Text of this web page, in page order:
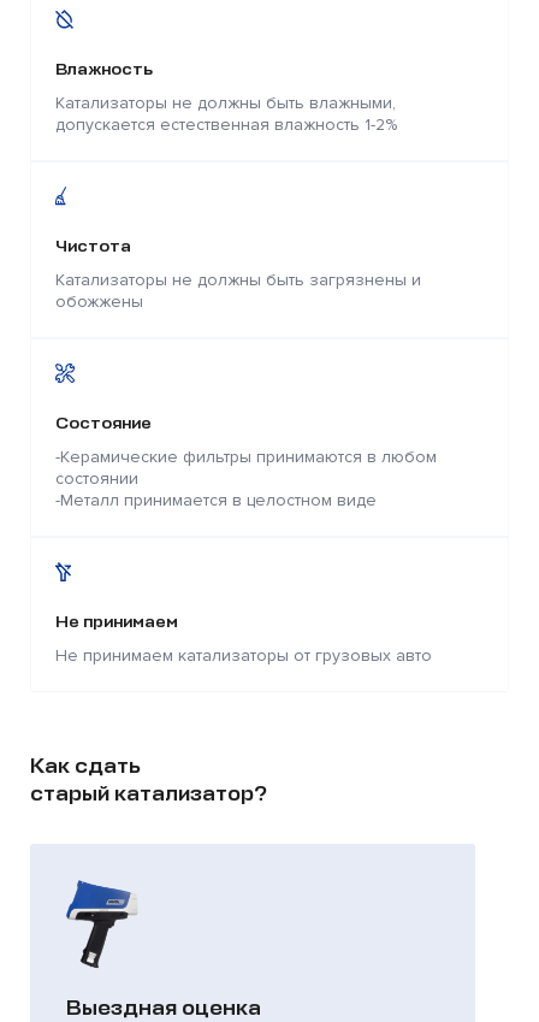
Влажность
Катализаторы не должны быть влажными,
допускается естественная влажность 1-2%
Чистота
Катализаторы не должны быть загрязнены и
обожжены
Состояние
-Керамические фильтры принимаются в любом
состоянии
-Металл принимается в целостном виде
Не принимаем
Не принимаем катализаторы от грузовых авто
Как сдать
старый катализатор?
Выездная оценка